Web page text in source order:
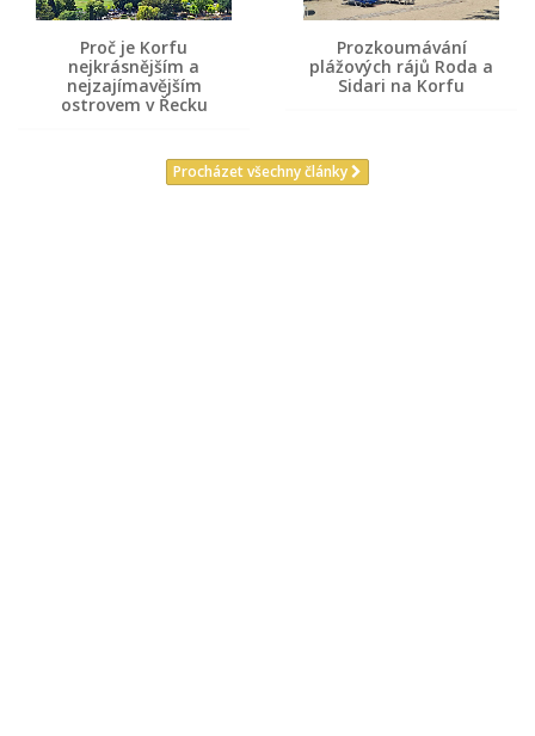
Proč je Korfu
nejkrásnějším a
nejzajímavějším
ostrovem v Řecku
Prozkoumávání
plážových rájů Roda a
Sidari na Korfu
Procházet všechny články